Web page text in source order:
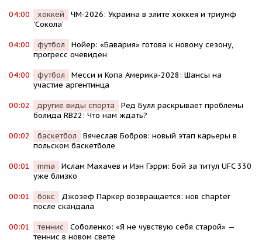
04:00 хоккей
ЧМ-2026: Украина в элите хоккея и триумф
'Сокола'
04:00 футбол
Нойер: «Бавария» готова к новому сезону,
прогресс очевиден
04:00 футбол
Месси и Копа Америка-2028: Шансы на
участие аргентинца
00:02 другие виды спорта
Ред Булл раскрывает проблемы
болида RB22: Что нам ждать?
00:02 баскетбол
Вячеслав Бобров: новый этап карьеры в
польском баскетболе
00:01 mma
Ислам Махачев и Иэн Гэрри: Бой за титул UFC 330
уже близко
00:01 бокс
Джозеф Паркер возвращается: нов chapter
после скандала
00:01 теннис
Соболенко: «Я не чувствую себя старой» —
теннис в новом свете